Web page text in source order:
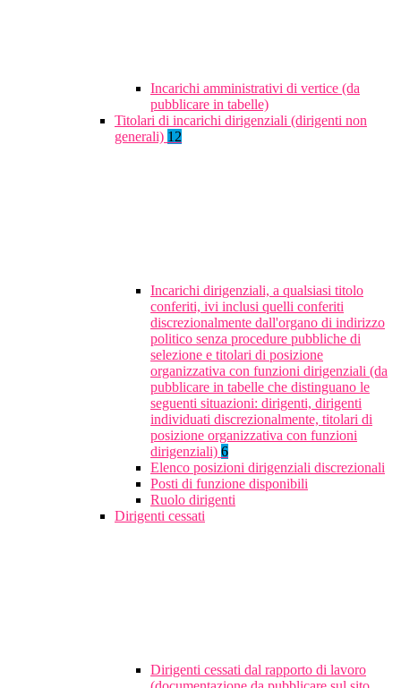
Incarichi amministrativi di vertice (da
pubblicare in tabelle)
Titolari di incarichi dirigenziali (dirigenti non
generali) 12
Incarichi dirigenziali, a qualsiasi titolo
conferiti, ivi inclusi quelli conferiti
discrezionalmente dall'organo di indirizzo
politico senza procedure pubbliche di
selezione e titolari di posizione
organizzativa con funzioni dirigenziali (da
pubblicare in tabelle che distinguano le
seguenti situazioni: dirigenti, dirigenti
individuati discrezionalmente, titolari di
posizione organizzativa con funzioni
dirigenziali) 6
Elenco posizioni dirigenziali discrezionali
Posti di funzione disponibili
Ruolo dirigenti
Dirigenti cessati
Dirigenti cessati dal rapporto di lavoro